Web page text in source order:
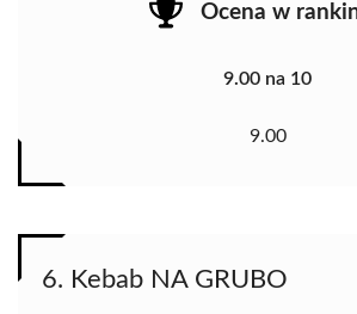
Ocena w
9.00 na 10
9.00
6. Kebab NA GRUBO